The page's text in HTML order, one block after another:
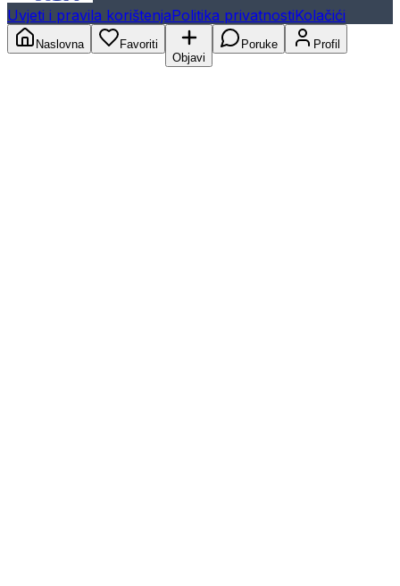
Uvjeti i pravila korištenjaPolitika privatnostiKolačići
Naslovna
Favoriti
Objavi
Poruke Profil